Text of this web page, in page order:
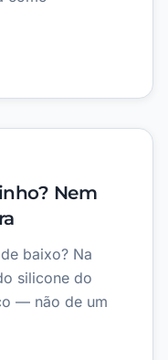
Nem
baixo? Na
silicone do
— não de um